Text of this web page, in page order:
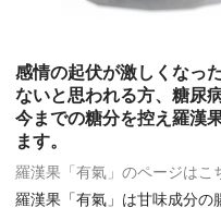
感情の起伏が激しくなっ
ないと思われる方、糖尿
今までの糖分を控え羅漢
ます。
羅漢果「有氣」のページはこ
羅漢果「有氣」は甘味成分の